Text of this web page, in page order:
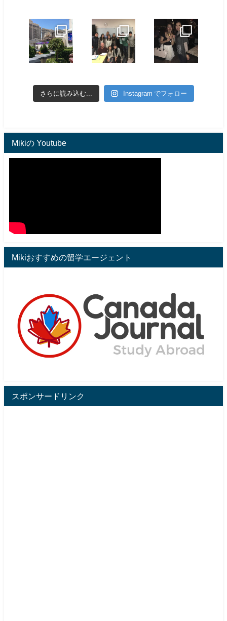
さらに読み込む... Instagram でフォロー
Mikiの Youtube
Mikiおすすめの留学エージェント
スポンサードリンク